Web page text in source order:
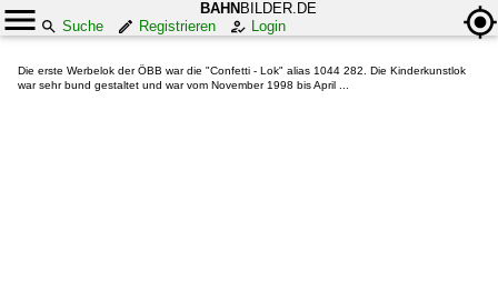
BAHN BILDER.DE
Suche
Registrieren Login
Die erste Werbelok der ÖBB war die "Confetti - Lok" alias 1044 282. Die Kinderkunstlok
war sehr bund gestaltet und war vom November 1998 bis April ...